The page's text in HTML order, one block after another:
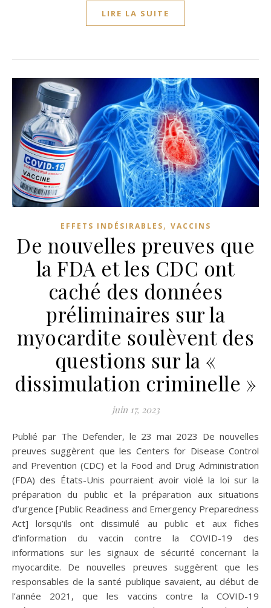
LIRE LA SUITE
EFFETS INDÉSIRABLES, VACCINS
De nouvelles preuves que
la FDA et les CDC ont
caché des données
préliminaires sur la
myocardite soulèvent des
questions sur la «
dissimulation criminelle »
juin 17, 2023
Publié par The Defender, le 23 mai 2023 De nouvelles
preuves suggèrent que les Centers for Disease Control
and Prevention (CDC) et la Food and Drug Administration
(FDA) des États-Unis pourraient avoir violé la loi sur la
préparation du public et la préparation aux situations
d’urgence [Public Readiness and Emergency Preparedness
Act] lorsqu’ils ont dissimulé au public et aux fiches
d’information du vaccin contre la COVID-19 des
informations sur les signaux de sécurité concernant la
myocardite. De nouvelles preuves suggèrent que les
responsables de la santé publique savaient, au début de
l’année 2021, que les vaccins contre la COVID-19